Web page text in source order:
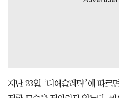
지난 23일 ‘디애슬레틱’에 따르